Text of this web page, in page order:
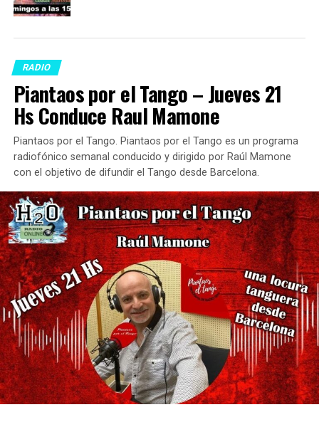
RADIO
Piantaos por el Tango – Jueves 21
Hs Conduce Raul Mamone
Piantaos por el Tango. Piantaos por el Tango es un programa
radiofónico semanal conducido y dirigido por Raúl Mamone
con el objetivo de difundir el Tango desde Barcelona.